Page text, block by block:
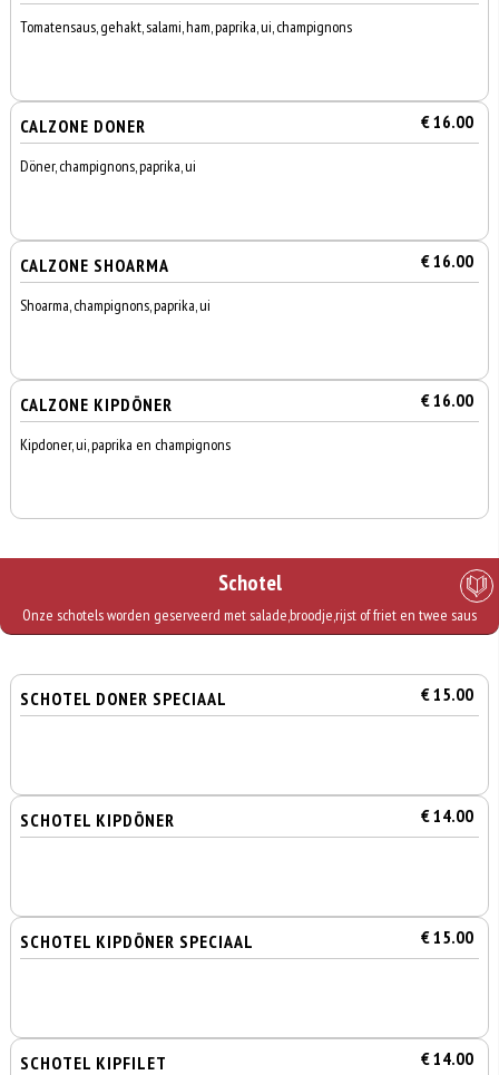
Tomatensaus, gehakt, salami, ham, paprika, ui, champignons
CALZONE DONER € 16.00
Döner, champignons, paprika, ui
CALZONE SHOARMA € 16.00
Shoarma, champignons, paprika, ui
CALZONE KIPDÖNER € 16.00
Kipdoner, ui, paprika en champignons
Schotel
Onze schotels worden geserveerd met salade,broodje,rijst of friet en twee saus
SCHOTEL DONER SPECIAAL € 15.00
SCHOTEL KIPDÖNER € 14.00
SCHOTEL KIPDÖNER SPECIAAL € 15.00
SCHOTEL KIPFILET € 14.00